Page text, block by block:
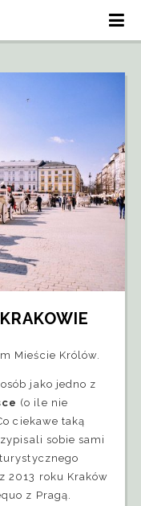
Mieście Królów.
jako jedno z
(o ile nie
ciekawe taką
sobie sami
2013 roku Kraków
z Pragą.